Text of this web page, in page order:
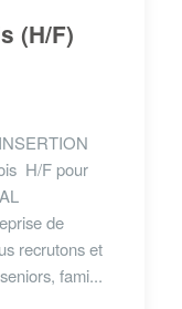
(H/F)
H/F pour
de
recrutons et
fami...